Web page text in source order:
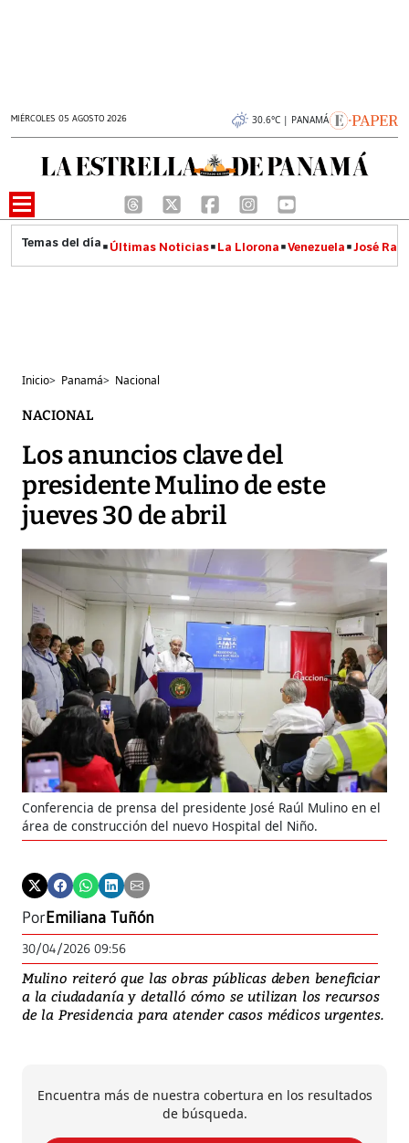
MIÉRCOLES 05 AGOSTO 2026 30.6°C | PANAMÁ
Últimas Noticias La Llorona Venezuela José
Inicio> Panamá> Nacional
NACIONAL
Los anuncios clave del
presidente Mulino de este
jueves 30 de abril
Conferencia de prensa del presidente José Raúl Mulino en el
área de construcción del nuevo Hospital del Niño.
PorEmiliana Tuñón
30/04/2026 09:56
Mulino reiteró que las obras públicas deben beneficiar
a la ciudadanía y detalló cómo se utilizan los recursos
de la Presidencia para atender casos médicos urgentes.
Encuentra más de nuestra cobertura en los resultados
de búsqueda.